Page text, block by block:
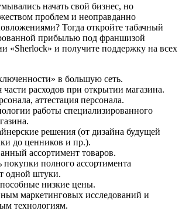
начать свой бизнес, но
проблем и неоправданно
Тогда откройте табачный
прибылью под франшизой
«Sherlock» и получите поддержку на всех
в большую сеть.
расходов при открытии магазина.
аттестация персонала.
работы специализированного
решения (от дизайна будущей
до ценников и пр.).
ассортимент товаров.
полного ассортимента
одной штуки.
низкие цены.
маркетинговых исследований и
технологиям.